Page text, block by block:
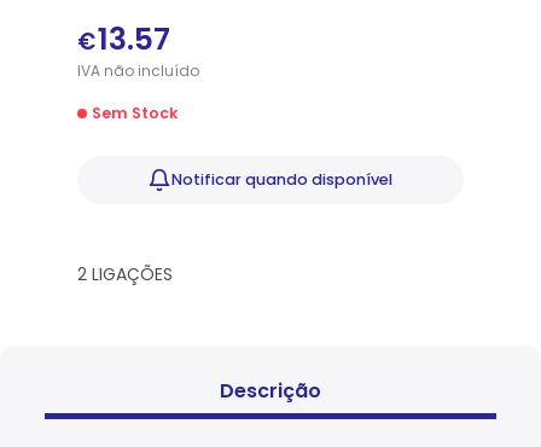
€13.57
IVAnãoincluído
Sem Stock
Notificarquando disponível
2 LIGAÇÕES
Descrição